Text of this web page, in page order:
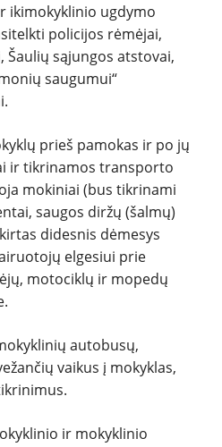
ikimokyklinio ugdymo
policijos rėmėjai,
sąjungos atstovai,
saugumui“
prieš pamokas ir po jų
ir tikrinamos transporto
mokiniai (bus tikrinami
saugos diržų (šalmų)
didesnis dėmesys
elgesiui prie
motociklų ir mopedų
autobusų,
vaikus į mokyklas,
ir mokyklinio